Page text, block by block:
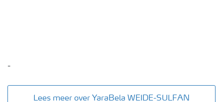
-
Lees meer over YaraBela WEIDE-SULFAN